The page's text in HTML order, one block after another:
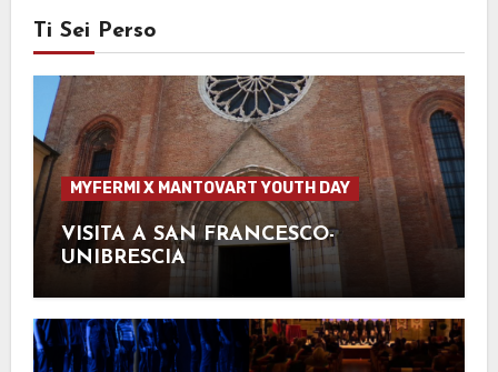
Ti Sei Perso
MYFERMI X MANTOVART YOUTH DAY
VISITA A SAN FRANCESCO-
UNIBRESCIA